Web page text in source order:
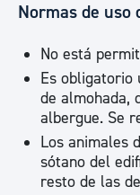
Normas de uso
No está
Es obligatorio
de almohada,
albergue. Se
Los animales
sótano del
resto de las